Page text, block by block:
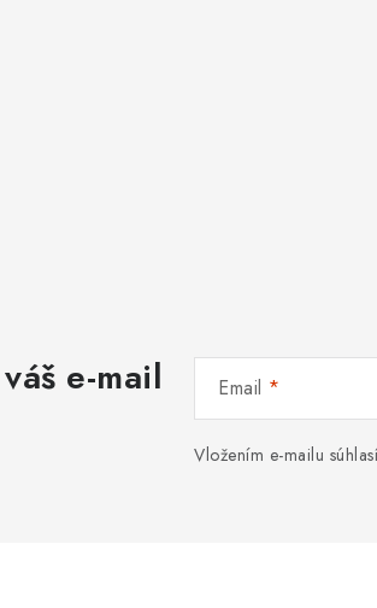
e-mail Email
Vložením e-mailu